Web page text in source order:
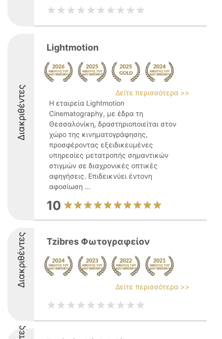
Διακριθέντες
Lightmotion
Δείτε περισσότερα >>
Η εταιρεία Lightmotion
Cinematography, με έδρα τη
Θεσσαλονίκη, δραστηριοποιείται στον
χώρο της κινηματογράφησης,
προσφέροντας εξειδικευμένες
υπηρεσίες μετατροπής σημαντικών
στιγμών σε διαχρονικές οπτικές
αφηγήσεις. Επιδεικνύει έντονη
αφοσίωση ...
10
Διακριθέντες Tzibres Φωτογραφείον
Δείτε περισσότερα >>